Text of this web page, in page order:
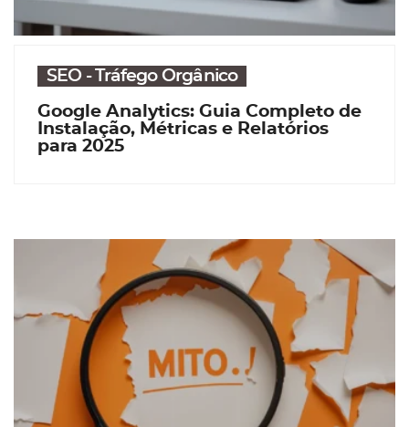
SEO - Tráfego Orgânico
Google Analytics: Guia Completo de
Instalação, Métricas e Relatórios
para 2025